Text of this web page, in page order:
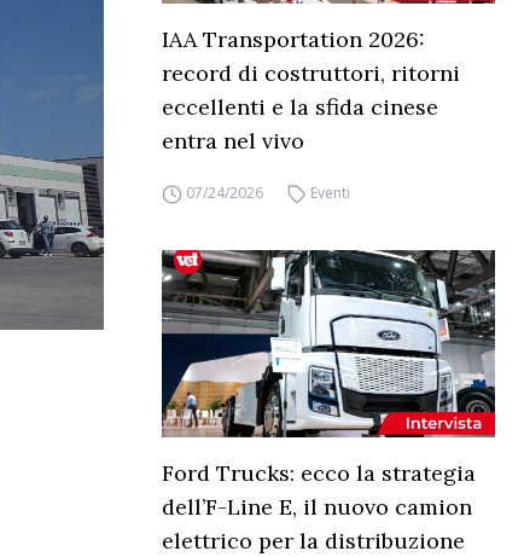
IAA Transportation 2026:
record di costruttori, ritorni
eccellenti e la sfida cinese
entra nel vivo
07/24/2026 Eventi
Ford Trucks: ecco la strategia
dell’F-Line E, il nuovo camion
elettrico per la distribuzione